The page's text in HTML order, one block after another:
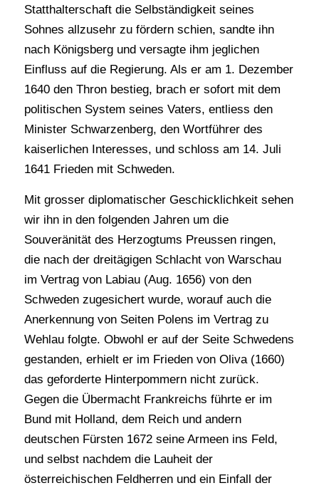
Statthalterschaft die Selbständigkeit seines
Sohnes allzusehr zu fördern schien, sandte ihn
nach Königsberg und versagte ihm jeglichen
Einfluss auf die Regierung. Als er am 1. Dezember
1640 den Thron bestieg, brach er sofort mit dem
politischen System seines Vaters, entliess den
Minister Schwarzenberg, den Wortführer des
kaiserlichen Interesses, und schloss am 14. Juli
1641 Frieden mit Schweden.
Mit grosser diplomatischer Geschicklichkeit sehen
wir ihn in den folgenden Jahren um die
Souveränität des Herzogtums Preussen ringen,
die nach der dreitägigen Schlacht von Warschau
im Vertrag von Labiau (Aug. 1656) von den
Schweden zugesichert wurde, worauf auch die
Anerkennung von Seiten Polens im Vertrag zu
Wehlau folgte. Obwohl er auf der Seite Schwedens
gestanden, erhielt er im Frieden von Oliva (1660)
das geforderte Hinterpommern nicht zurück.
Gegen die Übermacht Frankreichs führte er im
Bund mit Holland, dem Reich und andern
deutschen Fürsten 1672 seine Armeen ins Feld,
und selbst nachdem die Lauheit der
österreichischen Feldherren und ein Einfall der